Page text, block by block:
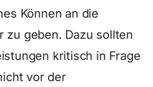
Können an die
zu geben. Dazu sollten
kritisch in Frage
vor der